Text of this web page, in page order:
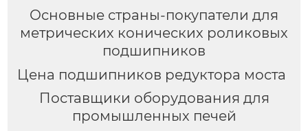
Основные страны-покупатели для
метрических конических роликовых
подшипников
Цена подшипников редуктора моста
Поставщики оборудования для
промышленных печей